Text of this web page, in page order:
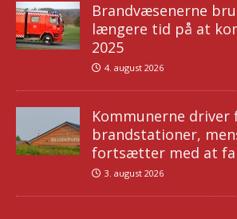
Brandvæsenerne
længere tid på at
2025
4. august 2026
Kommunerne driver
brandstationer,
fortsætter med at
3. august 2026